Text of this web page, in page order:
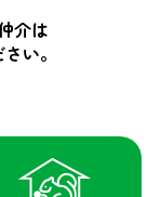
介は
い。